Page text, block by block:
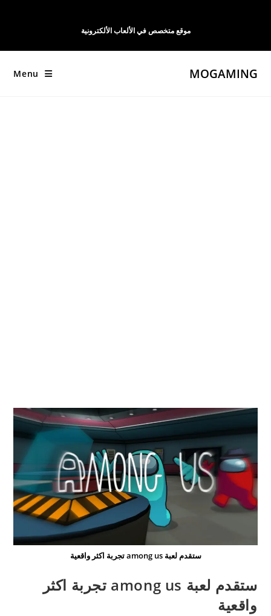
موقع متخصص في الألعاب الألكترونية
MOGAMING
Menu
ستقدم لعبة among us تجربة اكثر واقعية
ستقدم لعبة among us تجربة اكثر
واقعية